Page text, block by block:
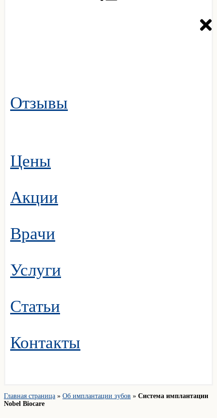
Отзывы
Цены
Акции
Врачи
Услуги
Статьи
Контакты
Главная страница » Об имплантации зубов » Система имплантации
Nobel Biocare